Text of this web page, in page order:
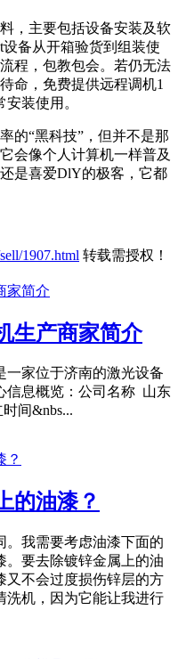
，主要包括设备安装及软
备从开箱验货到组装使
程，包教包会。若仍无法
命，免费提供远程调机1
装使用。
的“黑科技”，但并不是那
会像个人计算机一样普及
是喜爱DlY的极客，它都
1907.html 转载需授权！
生产商家简介
一家位于济南的激光设备
信息概览：公司名称 山东
间&nbs...
的油漆？
。我需要考虑油漆下面的
。要去除镀锌金属上的油
又不会过度损伤锌层的方
洗机，因为它能让我进行